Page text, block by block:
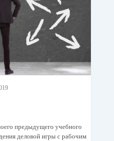
предыдущего учебного
деловой игры с рабочим